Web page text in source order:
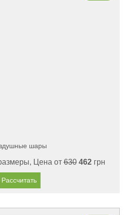
шары
Цена от630 462грн
Рассчитать